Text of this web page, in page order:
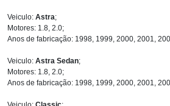
Veiculo: Astra;
Motores: 1.8, 2.0;
Anos de fabricação: 1998, 1999, 2000, 2001,
Veiculo: Astra Sedan;
Motores: 1.8, 2.0;
Anos de fabricação: 1998, 1999, 2000, 2001,